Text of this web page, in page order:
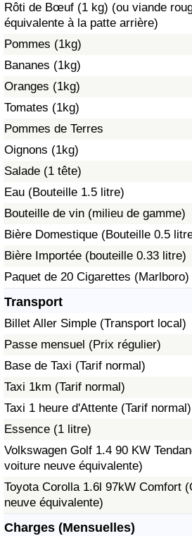
Rôti de Bœuf (1 kg) (ou viande
équivalente à la patte arrière)
Pommes (1kg)
Bananes (1kg)
Oranges (1kg)
Tomates (1kg)
Pommes de Terres
Oignons (1kg)
Salade (1 tête)
Eau (Bouteille 1.5 litre)
Bouteille de vin (milieu de gamme)
Bière Domestique (Bouteille 0.5
Bière Importée (bouteille 0.33 litre)
Paquet de 20 Cigarettes (Marlboro)
Transport
Billet Aller Simple (Transport local)
Passe mensuel (Prix régulier)
Base de Taxi (Tarif normal)
Taxi 1km (Tarif normal)
Taxi 1 heure d'Attente (Tarif normal)
Essence (1 litre)
Volkswagen Golf 1.4 90 KW
voiture neuve équivalente)
Toyota Corolla 1.6l 97kW Comfort
neuve équivalente)
Charges (Mensuelles)
Pollution
Indice de pollution
Indice de Pollution par Pays
Trafic
Indice de Trafic
Indice de Trafic (Actuel)
Indice de Trafic par Pays